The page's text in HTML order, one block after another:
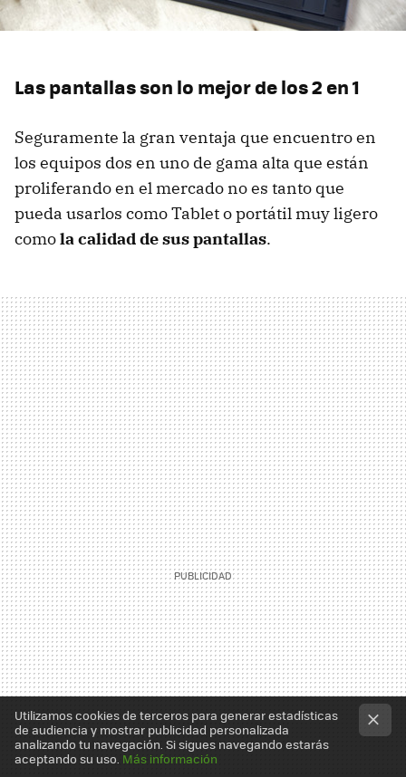
Las pantallas son lo mejor de los 2 en 1
Seguramente la gran ventaja que encuentro en
los equipos dos en uno de gama alta que están
proliferando en el mercado no es tanto que
pueda usarlos como Tablet o portátil muy ligero
comola calidad de sus pantallas.
Utilizamos cookies de terceros para generar estadísticas
de audiencia y mostrar publicidad personalizada
analizando tu navegación. Si sigues navegando estarás
aceptando su uso. Más información